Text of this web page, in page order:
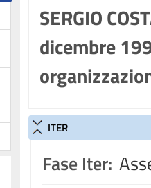
SERGIO
dicembre
ITER
Fase Iter: